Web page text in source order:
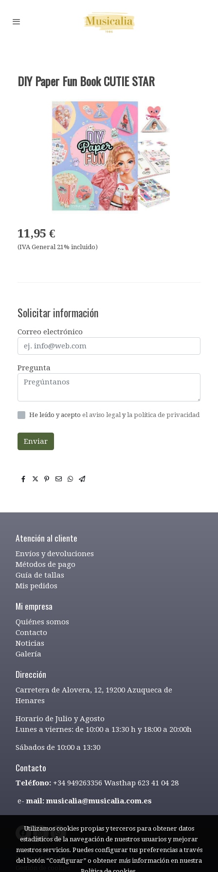
DIY Paper Fun Book CUTIE STAR
11,95 €
(IVA General 21% incluido)
Solicitar información
Correo electrónico
Pregunta
He leído y acepto el aviso legal yla política de privacidad
Enviar
Atención al cliente
Envíos y devoluciones
Métodos de pago
Guía de tallas
Mis pedidos
Mi empresa
Quiénes somos
Contacto
Noticias
Galería
Dirección
Carretera de Alovera, 12, 19200 Azuqueca de
Henares
Horario de Julio y Agosto
Lunes a viernes: de 10:00 a 13:30 h y 18:00 a 20:00h
Sábados de 10:00 a 13:30
Contacto
Teléfono: +34 949263356 Wasthap 623 41 04 28
e-mail: musicalia@musicalia.com.es
Aviso legal
Política de cookies
Utilizamos cookies propias y terceros para obtener datos
estadísticos de la navegación de nuestros usuarios y mejorar
nuestros servicios. Puedes configurar tus preferencias a través
del botón “Configurar” o obtener más información en nuestra